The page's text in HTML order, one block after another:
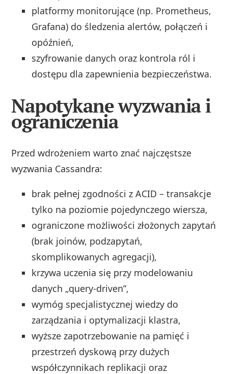
platformy monitorujące (np. Prometheus,
Grafana) do śledzenia alertów, połączeń i
opóźnień,
szyfrowanie danych oraz kontrola ról i
dostępu dla zapewnienia bezpieczeństwa.
Napotykane wyzwania i
ograniczenia
Przed wdrożeniem warto znać najczęstsze
wyzwania Cassandra:
brak pełnej zgodności z ACID – transakcje
tylko na poziomie pojedynczego wiersza,
ograniczone możliwości złożonych zapytań
(brak joinów, podzapytań,
skomplikowanych agregacji),
krzywa uczenia się przy modelowaniu
danych „query-driven”,
wymóg specjalistycznej wiedzy do
zarządzania i optymalizacji klastra,
wyższe zapotrzebowanie na pamięć i
przestrzeń dyskową przy dużych
współczynnikach replikacji oraz